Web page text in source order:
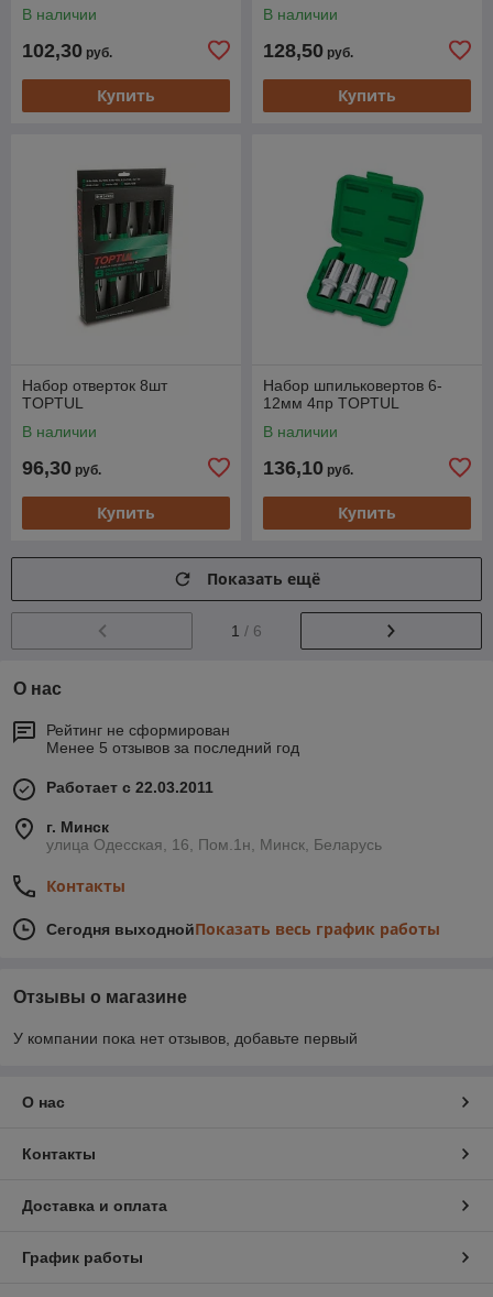
В наличии
102,30 руб.
Купить
В наличии
128,50 руб.
Купить
Набор отверток 8шт
TOPTUL
В наличии
96,30 руб.
Купить
Набор шпильковертов 6-
12мм 4пр TOPTUL
В наличии
136,10 руб.
Купить
Показать ещё
1 / 6
О нас
Рейтинг не сформирован
Менее 5 отзывов за последний год
Работает с 22.03.2011
г. Минск
улица Одесская, 16, Пом.1н, Минск, Беларусь
Контакты
Сегодня выходнойПоказать весь график работы
Отзывы о магазине
У компании пока нет отзывов, добавьте первый
О нас
Контакты
Доставка и оплата
График работы